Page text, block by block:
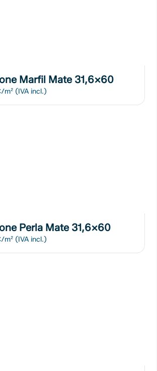
Marfil Mate 31,6x60
m² (IVA incl.)
Perla Mate 31,6x60
m² (IVA incl.)